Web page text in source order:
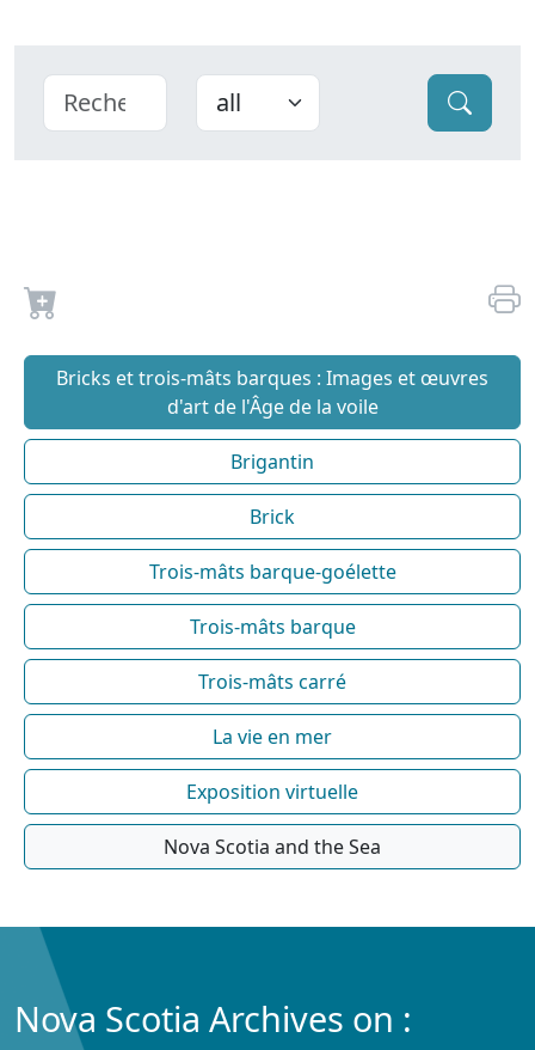
Bricks et trois-mâts barques : Images et œuvres
d'art de l'Âge de la voile
Brigantin
Brick
Trois-mâts barque-goélette
Trois-mâts barque
Trois-mâts carré
La vie en mer
Exposition virtuelle
Nova Scotia and the Sea
Nova Scotia Archives on :